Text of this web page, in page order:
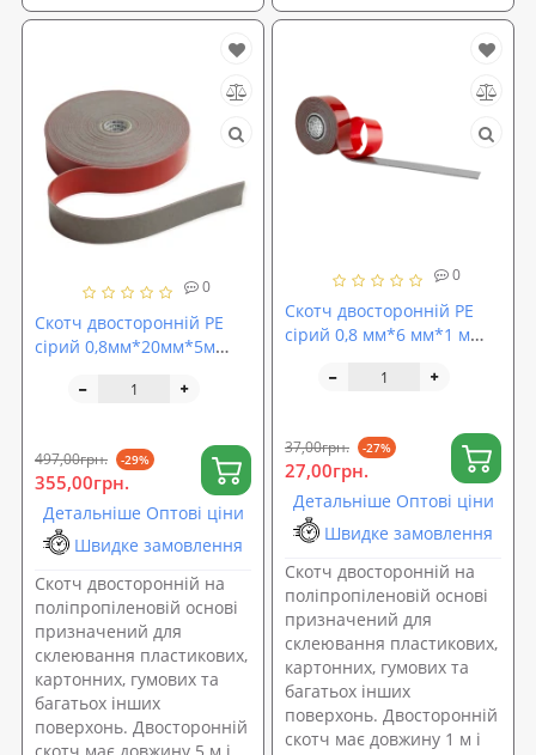
0
Скотч двосторонній PE
сірий 0,8мм*20мм*5м
497,00грн. -29%
355,00грн.
Детальніше Оптові ціни
Швидке замовлення
Скотч двосторонній на
поліпропіленовій основі
призначений для
склеювання пластикових,
картонних, гумових та
багатьох інших
поверхонь. Двосторонній
0
Скотч двосторонній PE
сірий 0,8 мм*6 мм*1 м
37,00грн. -27%
27,00грн.
Детальніше Оптові ціни
Швидке замовлення
Скотч двосторонній на
поліпропіленовій основі
призначений для
склеювання пластикових,
картонних, гумових та
багатьох інших
поверхонь. Двосторонній
скотч має довжину 1 м і